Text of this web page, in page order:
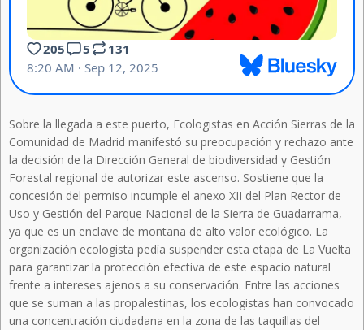
Sobre la llegada a este puerto, Ecologistas en Acción Sierras de la
Comunidad de Madrid manifestó su preocupación y rechazo ante
la decisión de la Dirección General de biodiversidad y Gestión
Forestal regional de autorizar este ascenso. Sostiene que la
concesión del permiso incumple el anexo XII del Plan Rector de
Uso y Gestión del Parque Nacional de la Sierra de Guadarrama,
ya que es un enclave de montaña de alto valor ecológico. La
organización ecologista pedía suspender esta etapa de La Vuelta
para garantizar la protección efectiva de este espacio natural
frente a intereses ajenos a su conservación. Entre las acciones
que se suman a las propalestinas, los ecologistas han convocado
una concentración ciudadana en la zona de las taquillas del